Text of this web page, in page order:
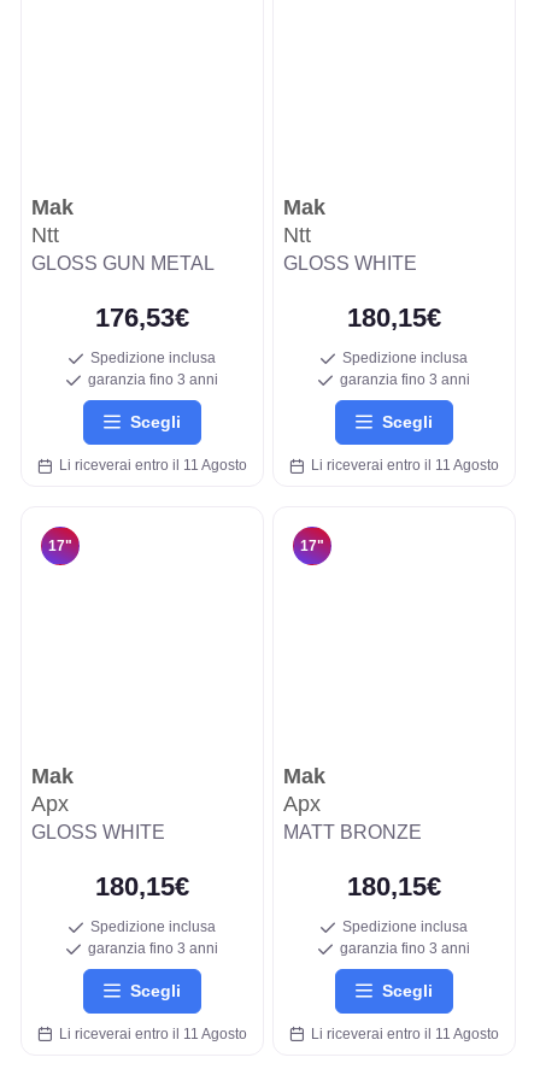
Mak
Ntt
GLOSS GUN METAL
176,53€
Spedizione inclusa
garanzia fino 3 anni
Scegli
Li riceverai entro il 11 Agosto
Mak
Ntt
GLOSS WHITE
180,15€
Spedizione inclusa
garanzia fino 3 anni
Scegli
Li riceverai entro il 11 Agosto
17"
Mak
Apx
GLOSS WHITE
180,15€
Spedizione inclusa
garanzia fino 3 anni
Scegli
Li riceverai entro il 11 Agosto
17"
Mak
Apx
MATT BRONZE
180,15€
Spedizione inclusa
garanzia fino 3 anni
Scegli
Li riceverai entro il 11 Agosto